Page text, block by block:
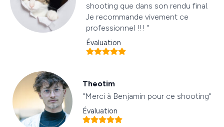
shooting que dans son rendu final.
Je recommande vivement ce
professionnel !!! "
Évaluation
Theotim
"Merci à Benjamin pour ce shooting"
Évaluation